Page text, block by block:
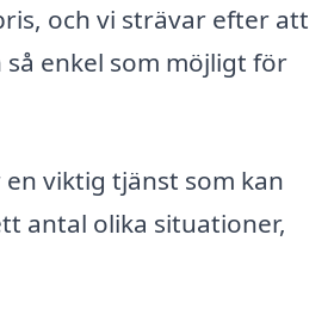
och vi strävar efter att
enkel som möjligt för
viktig tjänst som kan
antal olika situationer,